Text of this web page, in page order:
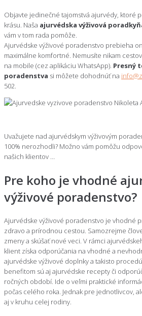
Objavte jedinečné tajomstvá ajurvédy, ktoré
krásu. Naša ajurvédska výživová
vám v tom rada pomôže.
Ajurvédske výživové poradenstvo prebieha
maximálne komfortné. Nemusíte nikam
na mobile (cez aplikáciu WhatsApp). Presný
poradenstva si môžete dohodnúť na
502.
Uvažujete nad ajurvédskym výživovým
100% nerozhodli? Možno vám pomôžu
našich klientov …
Pre koho je vhodné
výživové poradenstvo?
Ajurvédske výživové poradenstvo je vhodné
zdravo a prírodnou cestou. Samozrejme
zmeny a skúšať nové veci. V rámci
klient získa odporúčania na vhodné a
ajurvédske výživové doplnky a takisto
benefitom sú aj ajurvédske recepty či
ročných období. Ide o veľmi praktické
počas celého roka. Jednak pre jednotlivcov,
aj v kruhu celej rodiny.